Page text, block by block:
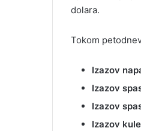
dolara.
Tokom
Izazov
Izazov
Izazov
Izazov kule